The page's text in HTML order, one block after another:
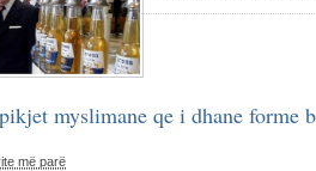
myslimane qe i dhane forme
më parë